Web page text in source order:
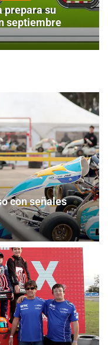
prepara su
septiembre
con señales